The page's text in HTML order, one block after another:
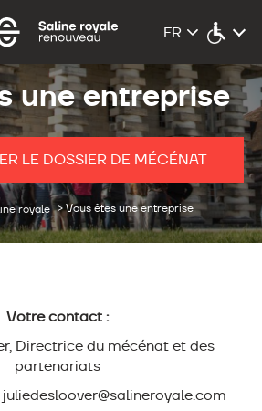
une entreprise
LE DOSSIER DE MÉCÉNAT
royale >Vous êtes une entreprise
Votre contact :
Directrice du mécénat et des
partenariats
juliedesloover@salineroyale.com